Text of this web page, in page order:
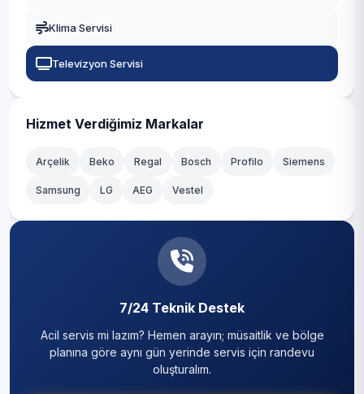
Klima Servisi
Televizyon Servisi
Hizmet Verdiğimiz Markalar
Arçelik Beko Regal Bosch Profilo Siemens
Samsung LG AEG Vestel
7/24 Teknik Destek
Acil servis mi lazım? Hemen arayın; müsaitlik ve bölge
planına göre aynı gün yerinde servis için randevu
oluşturalım.